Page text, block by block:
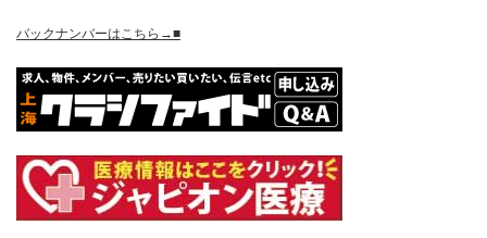
バックナンバーはこちら→■